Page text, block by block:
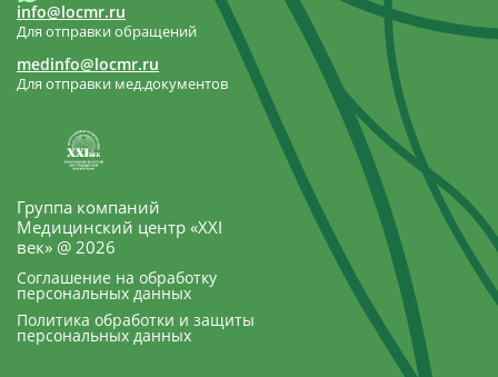
Группа компаний
Медицинский центр «XXI
век» @ 2026
Соглашение на обработку
персональных данных
Политика обработки и защиты
персональных данных
info@locmr.ru
Для отправки обращений
medinfo@locmr.ru
Для отправки мед.документов